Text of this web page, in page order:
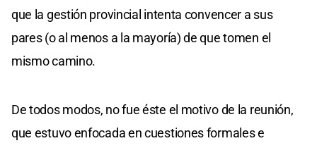
que la gestión provincial intenta convencer a sus
pares (o al menos a la mayoría) de que tomen el
mismo camino.
De todos modos, no fue éste el motivo de la reunión,
que estuvo enfocada en cuestiones formales e